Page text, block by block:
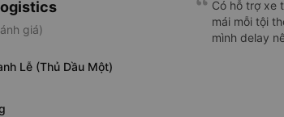
giá)
Lễ (Thủ Dầu Một)
Có hỗ trợ xe
mái mỗi tội
mình delay